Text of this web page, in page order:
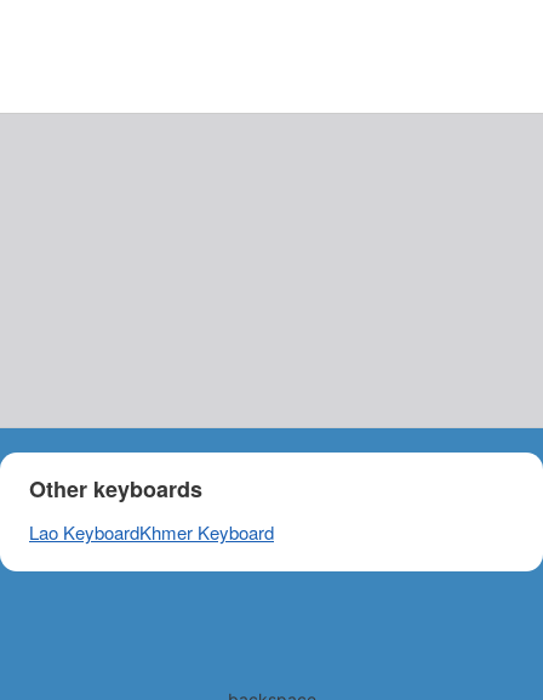
Other keyboards
Lao KeyboardKhmer Keyboard